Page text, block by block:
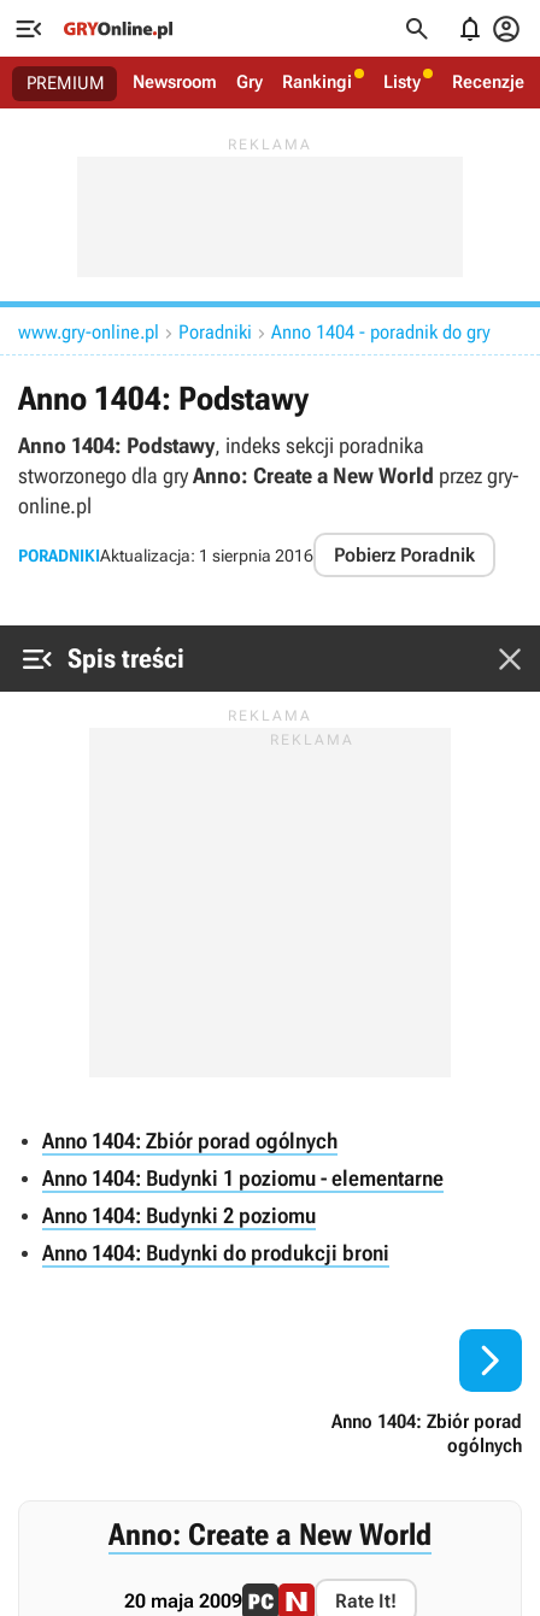
   
PREMIUM Newsroom Gry Rankingi Listy Recenzje
www.gry-online.pl  Poradniki  Anno 1404 - poradnik do gry
Anno 1404: Podstawy
Anno 1404: Podstawy, indeks sekcji poradnika
stworzonego dla gryAnno: Create a New World przez gry-
online.pl
PORADNIKIAktualizacja: 1 sierpnia 2016 Pobierz Poradnik
 Spis treści 
Anno 1404: Zbiór porad ogólnych
Anno 1404: Budynki 1 poziomu - elementarne
Anno 1404: Budynki 2 poziomu
Anno 1404: Budynki do produkcji broni
Anno 1404: Zbiór porad
ogólnych

Anno: Create a New World
20 maja 2009 Rate It!